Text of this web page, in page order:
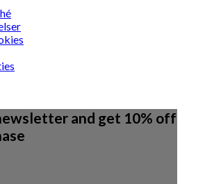
and get 10% off